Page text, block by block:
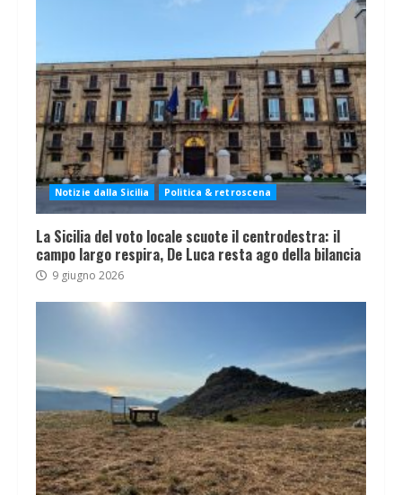
Notizie dalla Sicilia Politica & retroscena
La Sicilia del voto locale scuote il centrodestra: il
campo largo respira, De Luca resta ago della bilancia
9 giugno 2026